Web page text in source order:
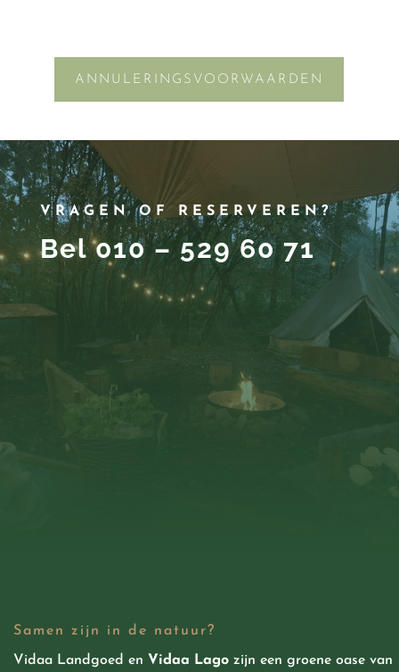
ANNULERINGSVOORWAARDEN
VRAGEN OF RESERVEREN?
Bel 010 – 529 60 71
Samen zijn in de natuur?
Vidaa Landgoed en Vidaa Lago zijn een groene oase van